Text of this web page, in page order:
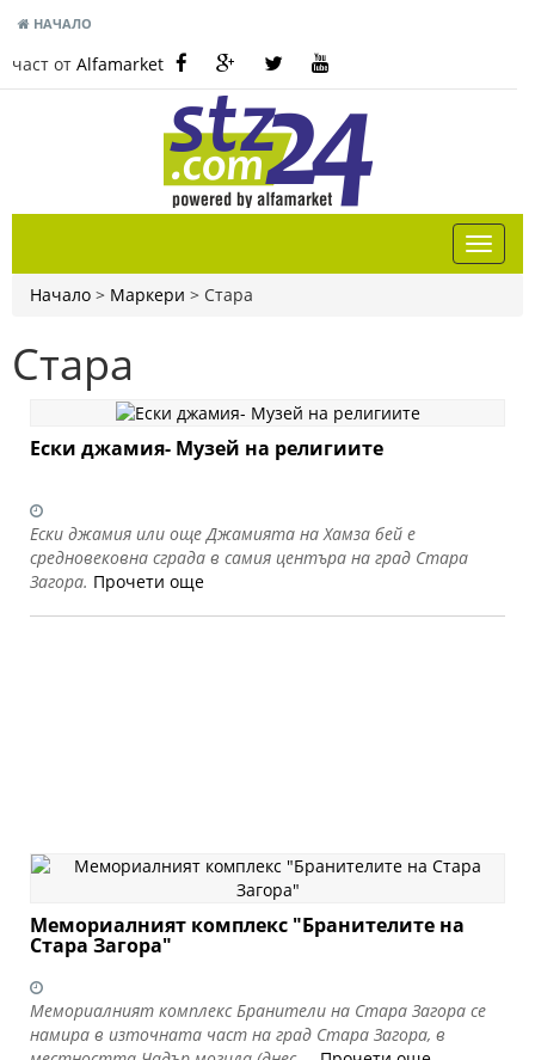
НАЧАЛО
част от Alfamarket
Начало > Маркери > Стара
Стара
Ески джамия- Музей на религиите
Ески джамия или още Джамията на Хамза бей е
средновековна сграда в самия центъра на град Стара
Загора. Прочети още
Мемориалният комплекс "Бранителите на
Стара Загора"
Мемориалният комплекс Бранители на Стара Загора се
намира в източната част на град Стара Загора, в